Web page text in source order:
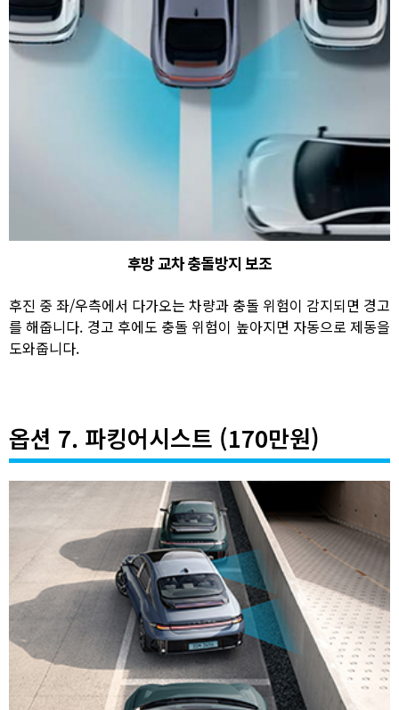
후방 교차 충돌방지 보조
후진 중 좌/우측에서 다가오는 차량과 충돌 위험이 감지되면 경고
를 해줍니다. 경고 후에도 충돌 위험이 높아지면 자동으로 제동을
도와줍니다.
옵션 7. 파킹어시스트 (170만원)